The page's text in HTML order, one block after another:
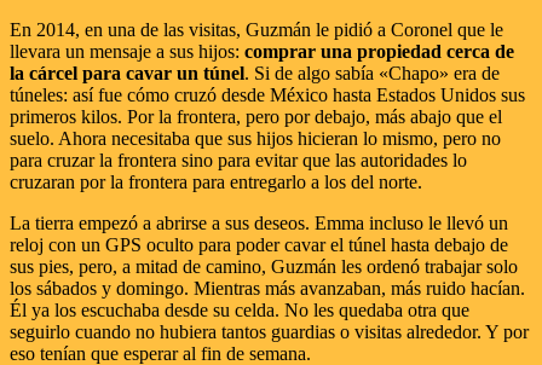
En 2014, en una de las visitas, Guzmán le pidió a Coronel que le
llevara un mensaje a sus hijos: comprar una propiedad cerca de
la cárcel para cavar un túnel. Si de algo sabía «Chapo» era de
túneles: así fue cómo cruzó desde México hasta Estados Unidos sus
primeros kilos. Por la frontera, pero por debajo, más abajo que el
suelo. Ahora necesitaba que sus hijos hicieran lo mismo, pero no
para cruzar la frontera sino para evitar que las autoridades lo
cruzaran por la frontera para entregarlo a los del norte.
La tierra empezó a abrirse a sus deseos. Emma incluso le llevó un
reloj con un GPS oculto para poder cavar el túnel hasta debajo de
sus pies, pero, a mitad de camino, Guzmán les ordenó trabajar solo
los sábados y domingo. Mientras más avanzaban, más ruido hacían.
Él ya los escuchaba desde su celda. No les quedaba otra que
seguirlo cuando no hubiera tantos guardias o visitas alrededor. Y por
eso tenían que esperar al fin de semana.